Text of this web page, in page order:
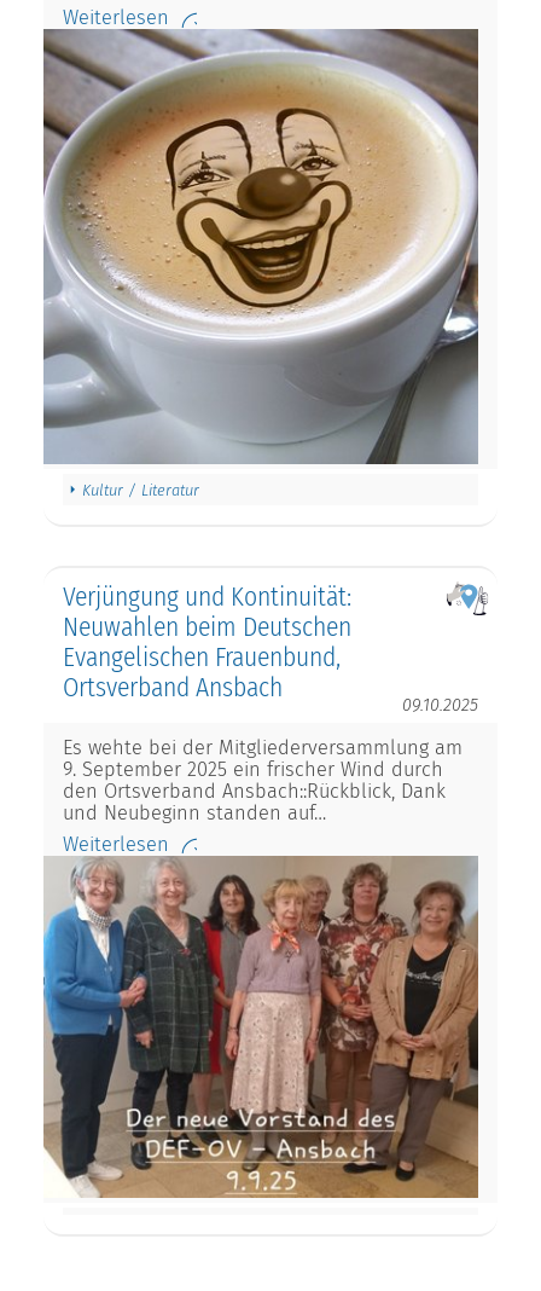
Weiterlesen
Kultur / Literatur
Verjüngung und Kontinuität:
Neuwahlen beim Deutschen
Evangelischen Frauenbund,
Ortsverband Ansbach
09.10.2025
Es wehte bei der Mitgliederversammlung am
9. September 2025 ein frischer Wind durch
den Ortsverband Ansbach::Rückblick, Dank
und Neubeginn standen auf…
Weiterlesen